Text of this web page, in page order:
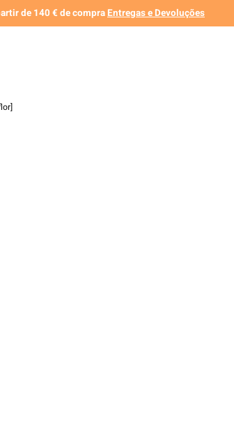
de 140 € de compraEntregas e Devoluções